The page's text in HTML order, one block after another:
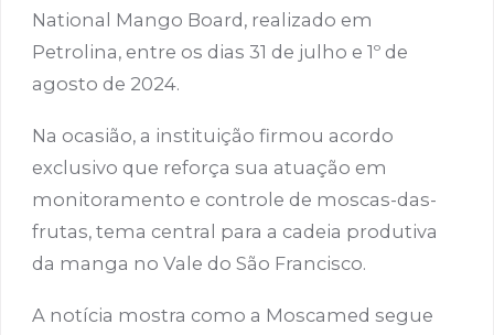
National Mango Board, realizado em
Petrolina, entre os dias 31 de julho e 1º de
agosto de 2024.
Na ocasião, a instituição firmou acordo
exclusivo que reforça sua atuação em
monitoramento e controle de moscas-das-
frutas, tema central para a cadeia produtiva
da manga no Vale do São Francisco.
A notícia mostra como a Moscamed segue